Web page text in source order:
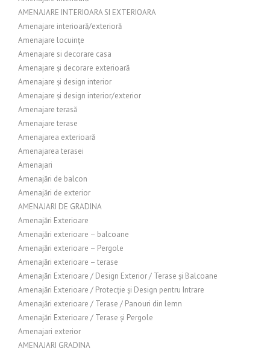
AMENAJARE INTERIOARA SI EXTERIOARA
Amenajare interioară/exterioră
Amenajare locuințe
Amenajare si decorare casa
Amenajare și decorare exterioară
Amenajare și design interior
Amenajare și design interior/exterior
Amenajare terasă
Amenajare terase
Amenajarea exterioară
Amenajarea terasei
Amenajari
Amenajări de balcon
Amenajări de exterior
AMENAJARI DE GRADINA
Amenajări Exterioare
Amenajări exterioare – balcoane
Amenajări exterioare – Pergole
Amenajări exterioare – terase
Amenajări Exterioare / Design Exterior / Terase și Balcoane
Amenajări Exterioare / Protecție și Design pentru Intrare
Amenajări exterioare / Terase / Panouri din lemn
Amenajări Exterioare / Terase și Pergole
Amenajari exterior
AMENAJARI GRADINA